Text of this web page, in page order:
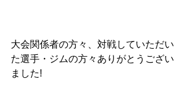
大会関係者の方々、対戦していただい
た選手・ジムの方々ありがとうござい
ました!